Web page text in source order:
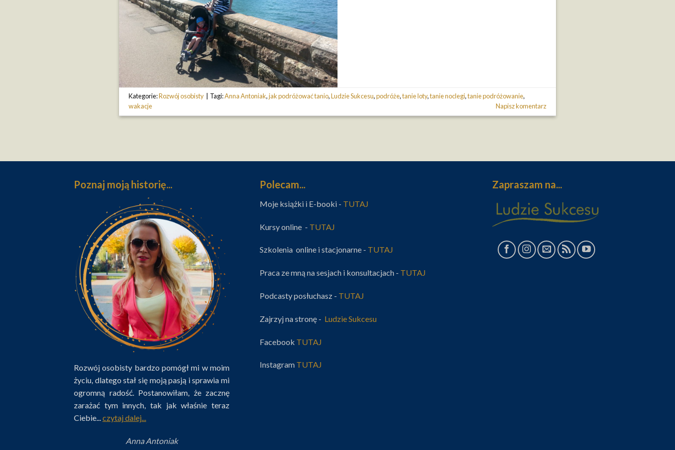
Kategorie:Rozwój osobisty Tagi:Anna Antoniak,jak podróżować tanio,Ludzie Sukcesu,podróże,tanie loty,tanie noclegi,tanie podróżowanie,
wakacje
Napisz komentarz
Poznaj moją historię...
Rozwój osobisty bardzo pomógł mi w moim
życiu, dlatego stał się moją pasją i sprawia mi
ogromną radość. Postanowiłam, że zacznę
zarażać tym innych, tak jak właśnie teraz
Ciebie...czytaj dalej...
Anna Antoniak
Polecam...
Moje książki i E-booki - TUTAJ
Kursy online - TUTAJ
Szkolenia online i stacjonarne - TUTAJ
Praca ze mną na sesjach i konsultacjach - TUTAJ
Podcasty posłuchasz - TUTAJ
Zajrzyj na stronę - Ludzie Sukcesu
Facebook TUTAJ
Instagram TUTAJ
Zapraszam na...